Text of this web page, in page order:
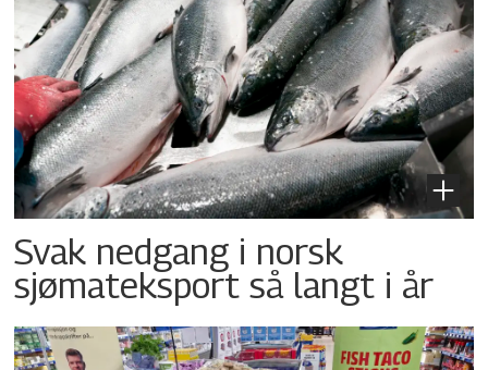
Svak nedgang i norsk
sjømateksport så langt i år